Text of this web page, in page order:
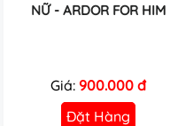
NỮ - ARDOR FOR HIM
Giá: 900.000 đ
Đặt Hàng